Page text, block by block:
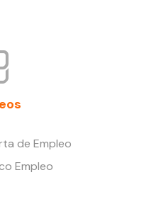
de Empleo
Empleo